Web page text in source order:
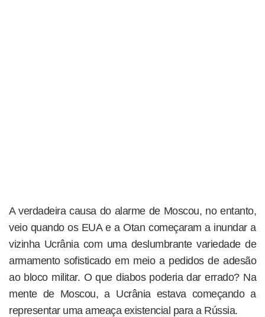
A verdadeira causa do alarme de Moscou, no entanto,
veio quando os EUA e a Otan começaram a inundar a
vizinha Ucrânia com uma deslumbrante variedade de
armamento sofisticado em meio a pedidos de adesão
ao bloco militar. O que diabos poderia dar errado? Na
mente de Moscou, a Ucrânia estava começando a
representar uma ameaça existencial para a Rússia.